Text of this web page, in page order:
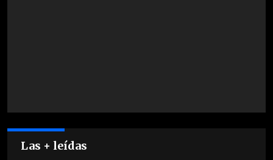
Las + leídas